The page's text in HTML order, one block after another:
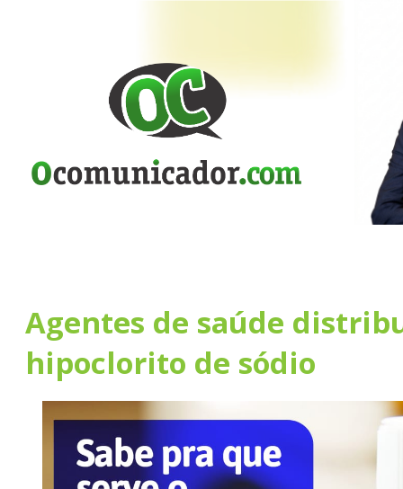
Agentes de saúde
hipoclorito de sódio